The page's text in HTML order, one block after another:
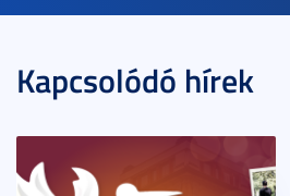
Kapcsolódó hírek